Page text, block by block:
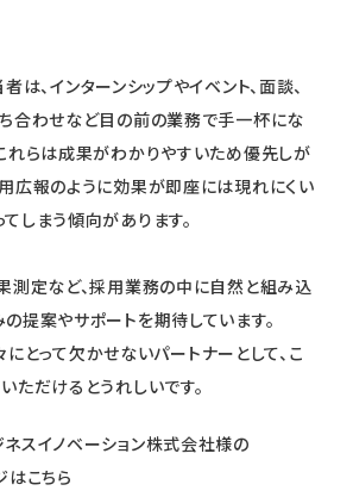
は、インターンシップやイベント、面談、
合わせなど目の前の業務で手一杯にな
れらは成果がわかりやすいため優先しが
広報のように効果が即座には現れにくい
しまう傾向があります。
測定など、採用業務の中に自然と組み込
提案やサポートを期待しています。
って欠かせないパートナーとして、こ
ただけるとうれしいです。
スイノベーション株式会社様の
こちら